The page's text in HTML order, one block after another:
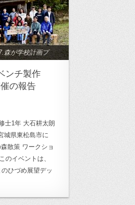
森が学校計画プ
ンチ製作
の報告
士1年 大石耕太朗
城県東松島市に
散策 ワークショ
のイベントは、
ひづめ展望デッ